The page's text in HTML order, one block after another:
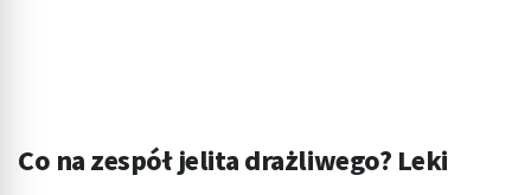
Co na zespół jelita drażliwego? Leki